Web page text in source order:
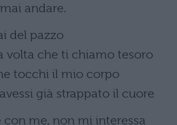
andare.
del pazzo
volta che ti chiamo tesoro
tocchi il mio corpo
già strappato il cuore
con me, non mi interessa